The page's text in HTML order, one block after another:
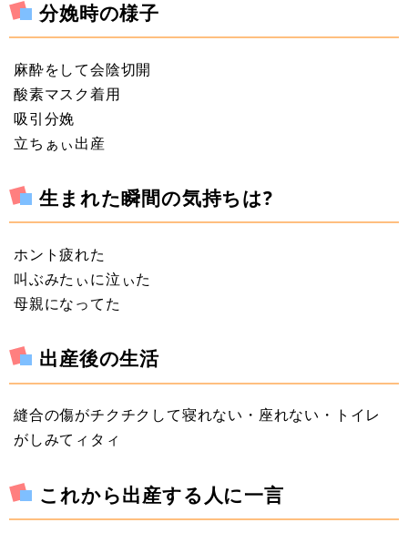
分娩時の様子
麻酔をして会陰切開
酸素マスク着用
吸引分娩
立ちぁぃ出産
生まれた瞬間の気持ちは?
ホント疲れた
叫ぶみたぃに泣ぃた
母親になってた
出産後の生活
縫合の傷がチクチクして寝れない・座れない・トイレ
がしみてィタィ
これから出産する人に一言